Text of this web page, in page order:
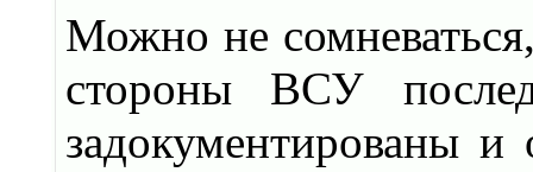
Можно не
стороны ВСУ
задокументированы